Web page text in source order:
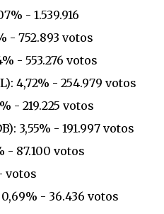
- 1.539.916
- 752.893 votos
- 553.276 votos
4,72% - 254.979 votos
- 219.225 votos
3,55% - 191.997 votos
- 87.100 votos
votos
- 36.436 votos